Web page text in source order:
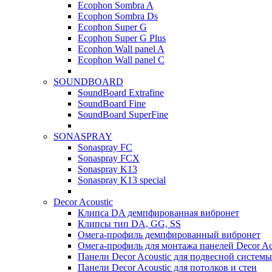
Ecophon Sombra A
Ecophon Sombra Ds
Ecophon Super G
Ecophon Super G Plus
Ecophon Wall panel A
Ecophon Wall panel C
SOUNDBOARD
SoundBoard Extrafine
SoundBoard Fine
SoundBoard SuperFine
SONASPRAY
Sonaspray FC
Sonaspray FCX
Sonaspray K13
Sonaspray K13 special
Decor Acoustic
Клипса DA демпфированная вибронет
Клипсы тип DA, GG, SS
Омега-профиль демпфированный вибронет
Омега-профиль для монтажа панелей Decor
Панели Decor Acoustic для подвесной системы
Панели Decor Acoustic для потолков и стен